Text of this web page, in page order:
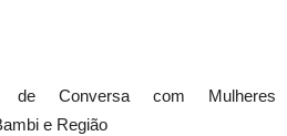
Conversa com Mulheres
e Região